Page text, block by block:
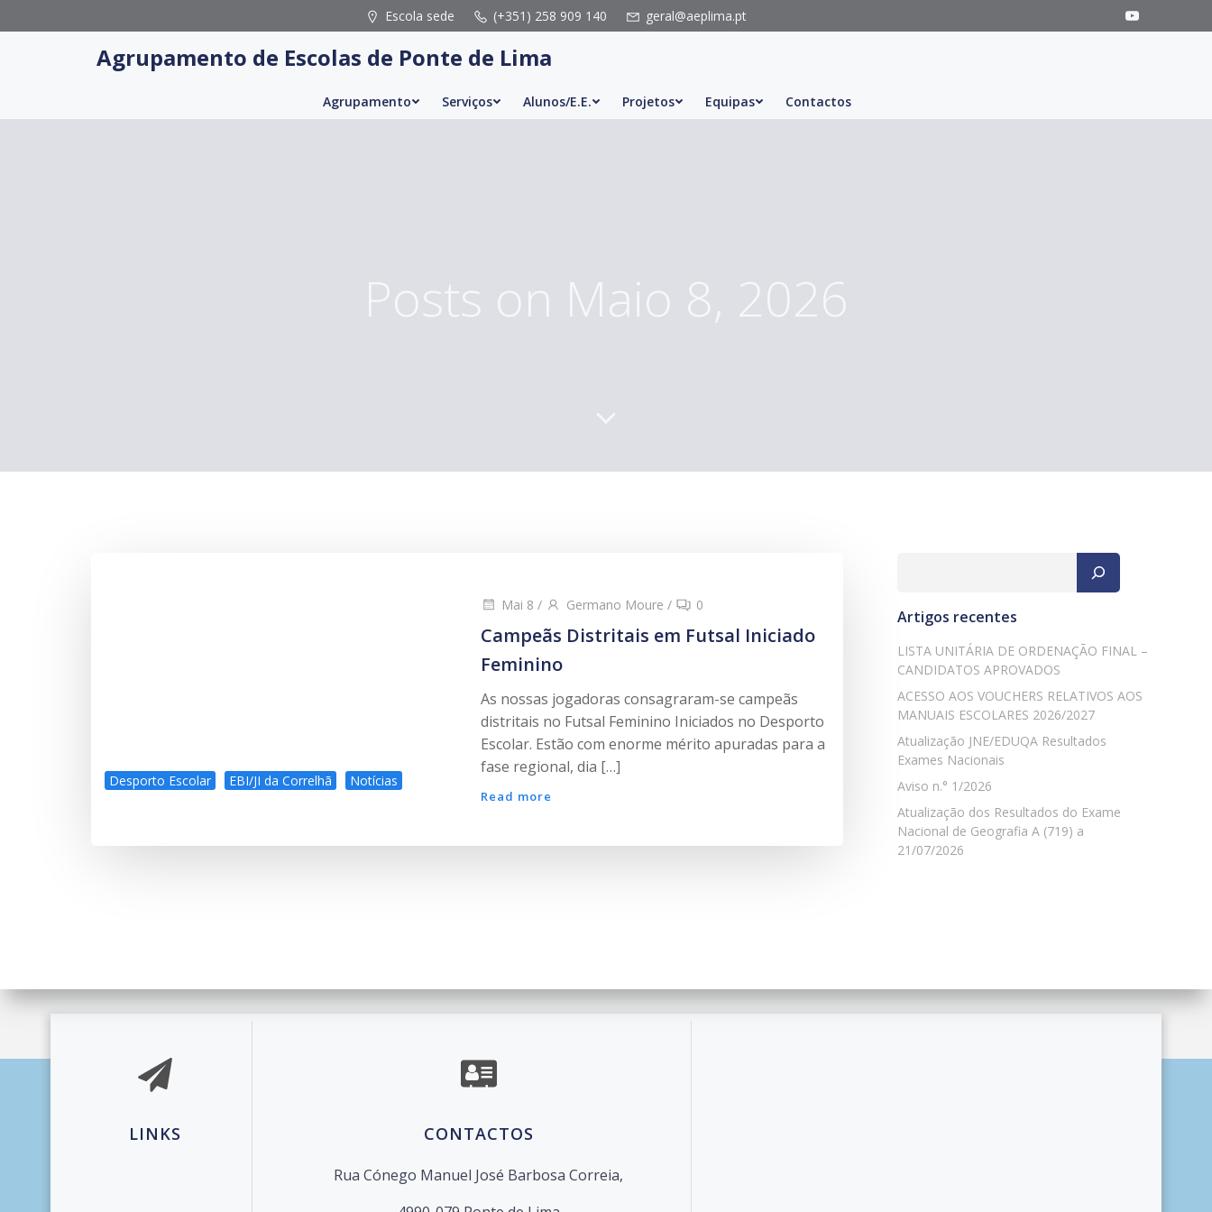
to
Escola sede (+351) 258 909 140 geral@aeplima.pt
Agrupamento de Escolas de Ponte de Lima
Agrupamento Serviços Alunos/E.E. Projetos Equipas Contactos
Posts on Maio 8, 2026
Desporto Escolar EBI/JI da Correlhã Notícias
Mai 8 / Germano Moure / 0
Campeãs Distritais em Futsal Iniciado
Feminino
As nossas jogadoras consagraram-se campeãs
distritais no Futsal Feminino Iniciados no Desporto
Escolar. Estão com enorme mérito apuradas para a
fase regional, dia […]
Read more
Artigos recentes
LISTA UNITÁRIA DE ORDENAÇÃO FINAL –
CANDIDATOS APROVADOS
ACESSO AOS VOUCHERS RELATIVOS AOS
MANUAIS ESCOLARES 2026/2027
Atualização JNE/EDUQA Resultados
Exames Nacionais
Aviso n.° 1/2026
Atualização dos Resultados do Exame
Nacional de Geografia A (719) a
21/07/2026
© 2026 Agrupamento de Escolas de Ponte de Lima. Created for free using WordPress and
LINKS CONTACTOS
Rua Cónego Manuel José Barbosa Correia,